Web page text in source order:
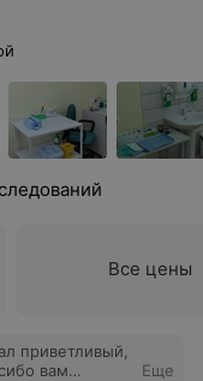
Все цены
приветливый,
вам
Еще